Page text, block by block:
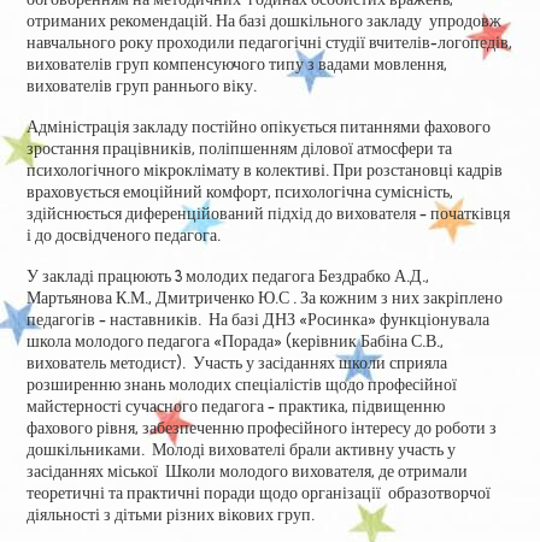
отриманих рекомендацій. На базі дошкільного закладу упродовж
навчального року проходили педагогічні студії вчителів-логопедів,
вихователів груп компенсуючого типу з вадами мовлення,
вихователів груп раннього віку.
Адміністрація закладу постійно опікується питаннями фахового
зростання працівників, поліпшенням ділової атмосфери та
психологічного мікроклімату в колективі. При розстановці кадрів
враховується емоційний комфорт, психологічна сумісність,
здійснюється диференційований підхід до вихователя – початківця
і до досвідченого педагога.
У закладі працюють 3 молодих педагога Бездрабко А.Д.,
Мартьянова К.М., Дмитриченко Ю.С . За кожним з них закріплено
педагогів – наставників. На базі ДНЗ «Росинка» функціонувала
школа молодого педагога «Порада» (керівник Бабіна С.В.,
вихователь методист). Участь у засіданнях школи сприяла
розширенню знань молодих спеціалістів щодо професійної
майстерності сучасного педагога – практика, підвищенню
фахового рівня, забезпеченню професійного інтересу до роботи з
дошкільниками. Молоді вихователі брали активну участь у
засіданнях міської Школи молодого вихователя, де отримали
теоретичні та практичні поради щодо організації образотворчої
діяльності з дітьми різних вікових груп.